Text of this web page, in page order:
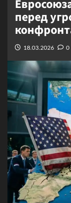
перед
18.03.2026 0